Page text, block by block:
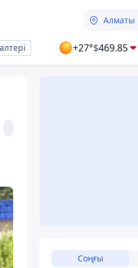
Алматы
+27°$469.85
Соңғы